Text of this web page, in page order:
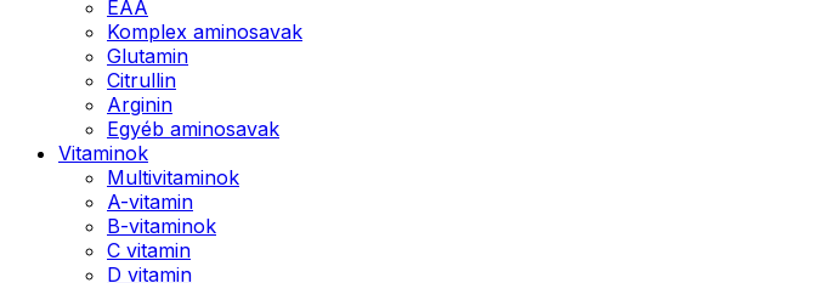
EAA
Komplex aminosavak
Glutamin
Citrullin
Arginin
Egyéb aminosavak
Vitaminok
Multivitaminok
A-vitamin
B-vitaminok
C vitamin
D vitamin